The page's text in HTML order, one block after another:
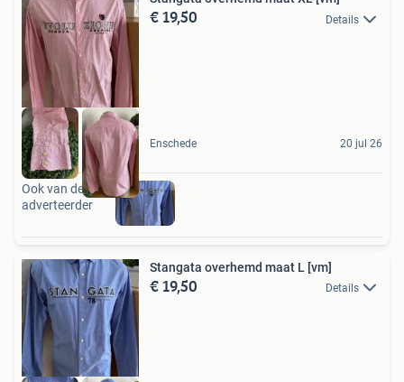
€ 19,50 Details
Enschede 20 jul 26
Ook van deze
adverteerder
Stangata overhemd maat L [vm]
€ 19,50 Details